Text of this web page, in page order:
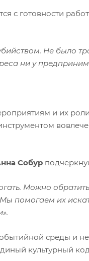
с готовности
Не было
ни у
и их
Собур
Можно
помогаем их
среды и
культурный